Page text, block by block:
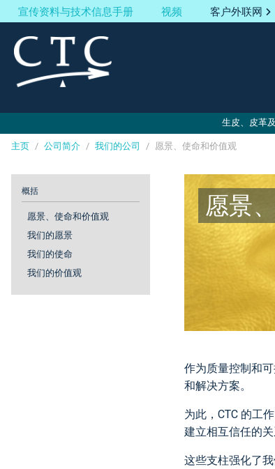
Cookies management panel
宣传资料与技术信息手册 视频 客户外联网
生皮、皮革
主页 / 公司简介 / 我们的公司 / 愿景、使命和价值观
概括
愿景、使命和价值观
我们的愿景
我们的使命
我们的价值观
愿景
作为质量控制和
和解决方案。
为此，CTC 的工
建立相互信任的
这些支柱强化了